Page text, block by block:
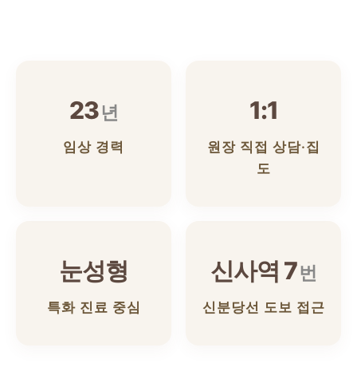
23년
임상 경력
1:1
원장 직접 상담·집
도
눈성형
특화 진료 중심
신사역 7번
신분당선 도보 접근